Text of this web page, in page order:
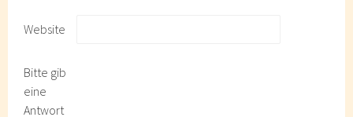
Website
Bitte gib
eine
Antwort